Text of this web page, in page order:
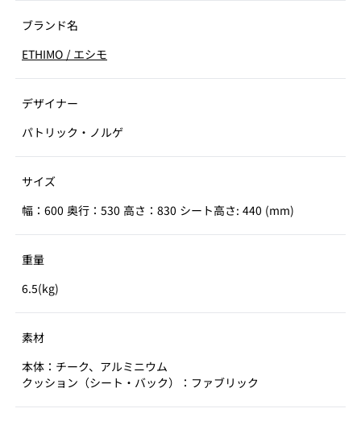
ブランド名
ETHIMO / エシモ
デザイナー
パトリック・ノルゲ
サイズ
幅：600 奥行：530 高さ：830 シート高さ: 440 (mm)
重量
6.5(kg)
素材
本体：チーク、アルミニウム
クッション（シート・バック）：ファブリック